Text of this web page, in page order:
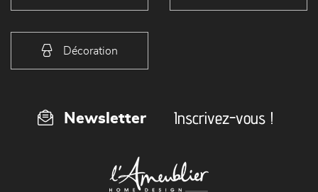
Décoration
Newsletter Inscrivez-vous !